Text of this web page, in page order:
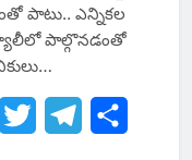
పాటు.. ఎన్నికల
పాల్గొనడంతో
WhatsApp
Twitter Telegram